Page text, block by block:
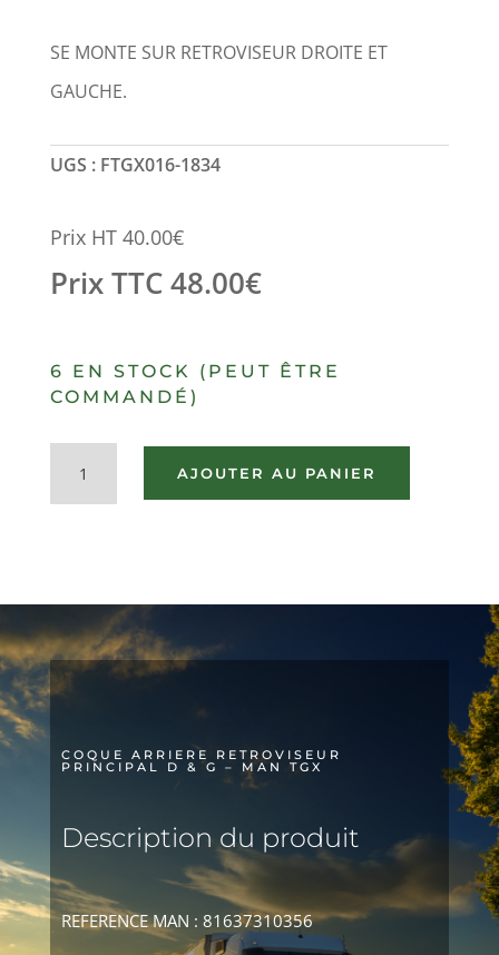
SE MONTE SUR RETROVISEUR DROITE ET
GAUCHE.
UGS : FTGX016-1834
Prix HT 40.00€
Prix TTC48.00€
6 EN STOCK (PEUT ÊTRE
COMMANDÉ)
COQUE
D
&
G
-
MAN
AJOUTER AU PANIER
COQUE ARRIERE RETROVISEUR
PRINCIPAL D & G – MAN TGX
Description du produit
REFERENCE MAN : 81637310356